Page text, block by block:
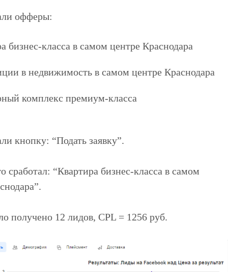
офферы:
бизнес-класса в самом центре Краснодара
в недвижимость в самом центре Краснодара
комплекс премиум-класса
кнопку: “Подать заявку”.
сработал: “Квартира бизнес-класса в самом
получено 12 лидов, CPL = 1256 руб.